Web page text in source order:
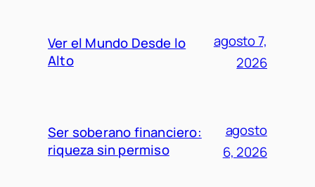
Ver el Mundo Desde lo
Alto
agosto 7,
2026
Ser soberano financiero:
riqueza sin permiso
agosto
6, 2026